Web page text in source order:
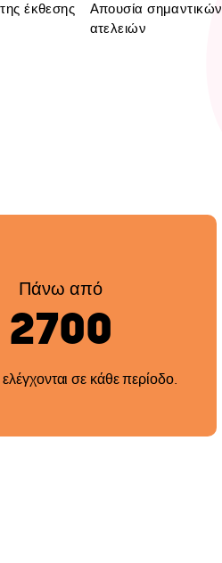
έκθεσης
Απουσία σημαντικών
ατελειών
Πάνω από
2700
σε κάθε περίοδο.